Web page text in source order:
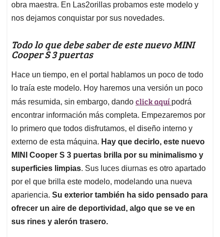
obra maestra. En Las2orillas probamos este modelo y
nos dejamos conquistar por sus novedades.
Todo lo que debe saber de este nuevo MINI
Cooper S 3 puertas
Hace un tiempo, en el portal hablamos un poco de todo
lo traía este modelo. Hoy haremos una versión un poco
más resumida, sin embargo, dando click aquí podrá
encontrar información más completa. Empezaremos por
lo primero que todos disfrutamos, el diseño interno y
externo de esta máquina. Hay que decirlo, este nuevo
MINI Cooper S 3 puertas brilla por su minimalismo y
superficies limpias. Sus luces diurnas es otro apartado
por el que brilla este modelo, modelando una nueva
apariencia. Su exterior también ha sido pensado para
ofrecer un aire de deportividad, algo que se ve en
sus rines y alerón trasero.